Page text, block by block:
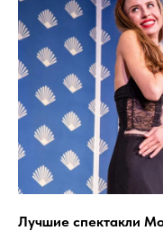
Лучшие спектакли